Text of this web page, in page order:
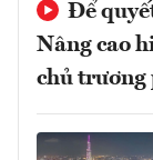
Để
Nâng cao
chủ trương